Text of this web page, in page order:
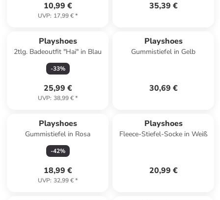
10,99 €
UVP: 17,99 €*
35,39 €
Playshoes
2tlg. Badeoutfit "Hai" in Blau
-33%
25,99 €
UVP: 38,99 €*
Playshoes
Gummistiefel in Gelb
30,69 €
Playshoes
Gummistiefel in Rosa
-42%
18,99 €
UVP: 32,99 €*
Playshoes
Fleece-Stiefel-Socke in Weiß
20,99 €